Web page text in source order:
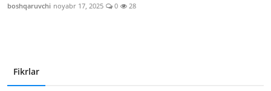
boshqaruvchi noyabr 17, 2025 0 28
Fikrlar